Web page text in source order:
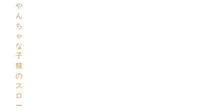
や
ん
ち
ゃ
な
子
猫
の
ス
ロ
ー